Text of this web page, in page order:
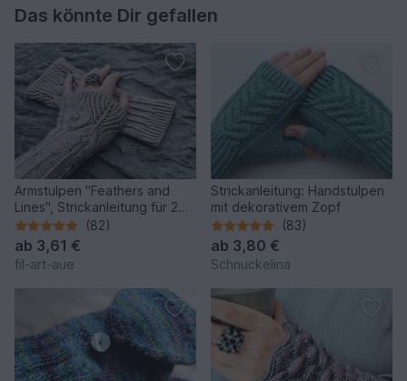
Das könnte Dir gefallen
Armstulpen "Feathers and
Lines", Strickanleitung für 2
Größen
(82)
ab 3,61 €
fil-art-aue
Strickanleitung: Handstulpen
mit dekorativem Zopf
(83)
ab 3,80 €
Schnuckelina